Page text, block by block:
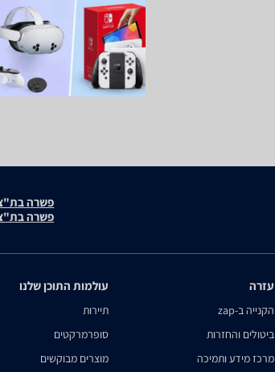
פשרה בת"צ
פשרה בת"צ
עזרה
הקנייה ב-zap
ביטולים והחזרות
מרכז מידע ותמיכה
עולמות התוכן שלנו
תיירות
סופרמרקטים
מוצרים מבוקשים